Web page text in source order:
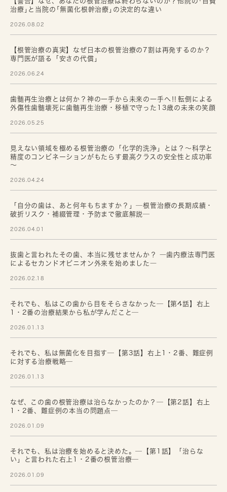
治療｣と当院の｢無菌化根幹治療｣の決定的な違い
2026.08.02
【根管治療の真実】なぜ日本の根管治療の7割は再発するのか？
専門医が語る「安さの代償」
2026.06.24
歯髄再生治療とは何か？神の一手から未来の一手へ‼転倒による
外傷性歯髄壊死に歯髄再生治療・移植で守った13歳の未来の笑顔
2026.05.25
見えない領域を極める根管治療の「化学的洗浄」とは？～科学と
精度のコンビネーションがもたらす最高クラスの安全性と成功率
～
2026.04.24
「自分の歯は、あと何年もちますか？」─根管治療の長期成績・
破折リスク・補綴管理・予防まで徹底解説─
2026.04.01
抜歯と言われたその歯、本当に残せませんか？ ―歯内療法専門医
によるセカンドオピニオン外来を始めました―
2026.02.18
それでも、私はこの歯から目をそらさなかった─【第4話】右上
1・2番の治療結果から私が学んだこと─
2026.01.13
それでも、私は無菌化を目指す─【第3話】右上1・2番、難症例
に対する治療戦略─
2026.01.13
なぜ、この歯の根管治療は治らなかったのか？─【第2話】右上
1・2番、難症例の本当の問題点─
2026.01.09
それでも、私は治療を始めると決めた。─【第1話】「治らな
い」と言われた右上1・2番の根管治療─
2026.01.09